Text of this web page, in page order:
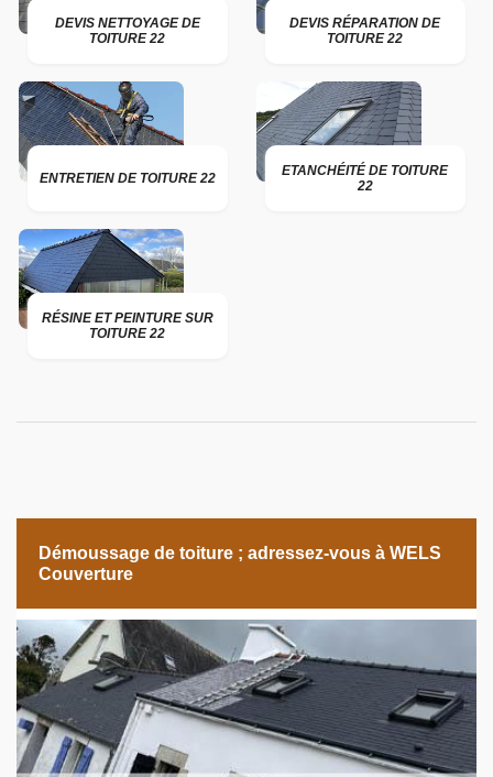
DEVIS NETTOYAGE DE
TOITURE 22
DEVIS RÉPARATION DE
TOITURE 22
ENTRETIEN DE TOITURE 22
ETANCHÉITÉ DE TOITURE
22
RÉSINE ET PEINTURE SUR
TOITURE 22
Démoussage de toiture ; adressez-vous à WELS
Couverture